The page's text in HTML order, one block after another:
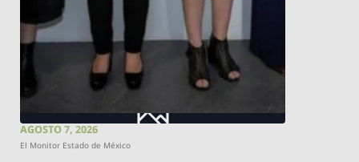
AGOSTO 7, 2026
El Monitor Estado de México